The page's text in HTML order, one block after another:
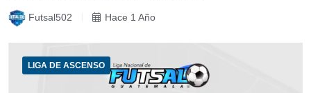
Futsal502 Hace 1 Año
LIGA DE ASCENSO